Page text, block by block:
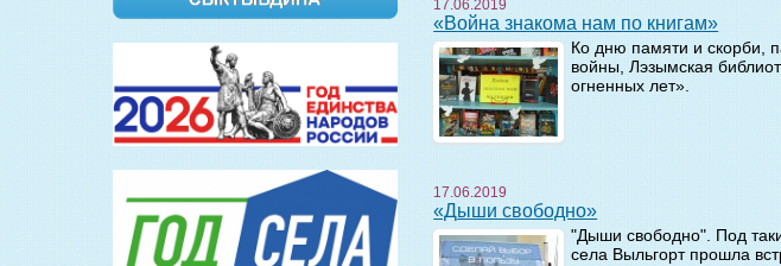
17.06.2019
«Война знакома нам по книгам»
Ко дню памяти и скорби,
войны, Лэзымская
огненных лет».
17.06.2019
«Дыши свободно»
"Дыши свободно". Под
села Выльгорт прошла